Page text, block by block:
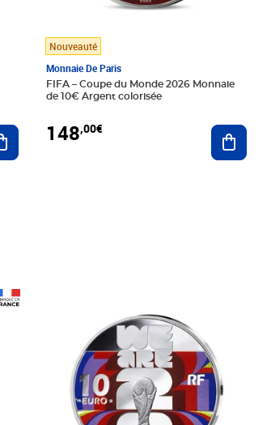
Ajouter au panier
Nouveauté
Monnaie De Paris
FIFA – Coupe du Monde 2026 Monnaie
de 10€ Argent colorisée
148,00€